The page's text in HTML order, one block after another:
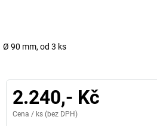
Ø 90 mm, od 3 ks
2.240,- Kč
Cena / ks (bez DPH)